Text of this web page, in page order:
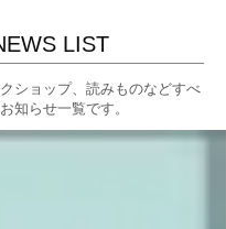
LIST
ショップ、読みものなどすべ
知らせ一覧です。